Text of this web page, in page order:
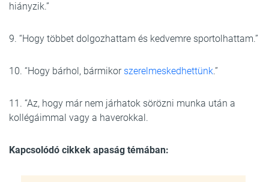
hiányzik.”
9. “Hogy többet dolgozhattam és kedvemre sportolhattam.”
10. “Hogy bárhol, bármikor szerelmeskedhettünk.”
11. “Az, hogy már nem járhatok sörözni munka után a
kollégáimmal vagy a haverokkal.
Kapcsolódó cikkek apaság témában: